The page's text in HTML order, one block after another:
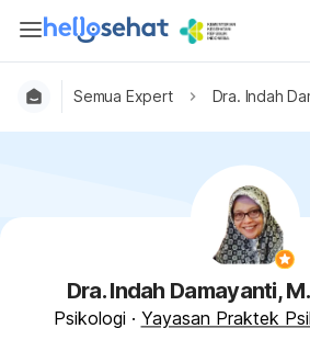
Semua Expert Dra. Indah
Dra. Indah Damayanti,
Psikologi · Yayasan Praktek